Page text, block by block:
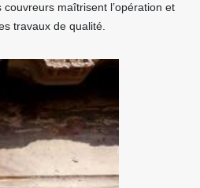
maîtrisent l’opération et
travaux de qualité.